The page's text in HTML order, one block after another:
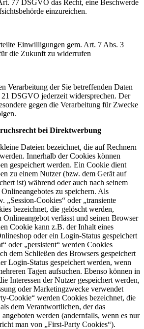
77 DSGVO das Recht, eine Beschwerde
einzureichen.
Einwilligungen gem. Art. 7 Abs. 3
die Zukunft zu widerrufen
Verarbeitung der Sie betreffenden Daten
DSGVO jederzeit widersprechen. Der
gegen die Verarbeitung für Zwecke
bei Direktwerbung
Dateien bezeichnet, die auf Rechnern
Innerhalb der Cookies können
gespeichert werden. Ein Cookie dient
zu einem Nutzer (bzw. dem Gerät auf
ist) während oder auch nach seinem
zu speichern. Als
„Session-Cookies“ oder „transiente
bezeichnet, die gelöscht werden,
Onlineangebot verlässt und seinen Browser
Cookie kann z.B. der Inhalt eines
oder ein Login-Status gespeichert
oder „persistent“ werden Cookies
dem Schließen des Browsers gespeichert
Login-Status gespeichert werden, wenn
Tagen aufsuchen. Ebenso können in
Interessen der Nutzer gespeichert werden,
oder Marketingzwecke verwendet
Cookie“ werden Cookies bezeichnet, die
dem Verantwortlichen, der das
werden (andernfalls, wenn es nur
man von „First-Party Cookies“).